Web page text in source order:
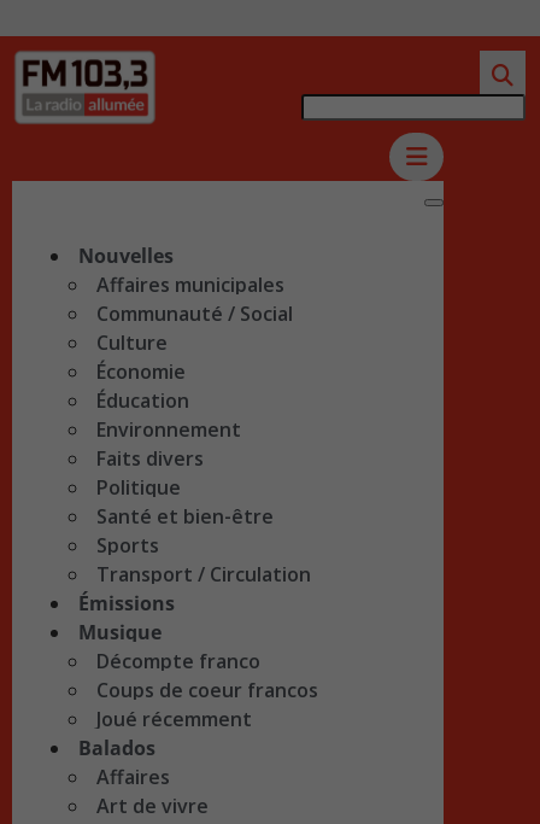
Nouvelles
Affaires municipales
Communauté / Social
Culture
Économie
Éducation
Environnement
Faits divers
Politique
Santé et bien-être
Sports
Transport / Circulation
Émissions
Musique
Décompte franco
Coups de coeur francos
Joué récemment
Balados
Affaires
Art de vivre